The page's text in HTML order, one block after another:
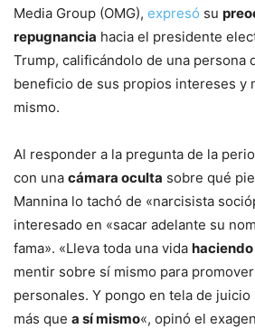
Media Group (OMG), expresó su
repugnancia hacia el presidente
Trump, calificándolo de una persona
beneficio de sus propios intereses y
mismo.
Al responder a la pregunta de la
con una cámara oculta sobre qué
Mannina lo tachó de «narcisista
interesado en «sacar adelante su
fama». «Lleva toda una vida
mentir sobre sí mismo para
personales. Y pongo en tela de juicio
más que a sí mismo«, opinó el